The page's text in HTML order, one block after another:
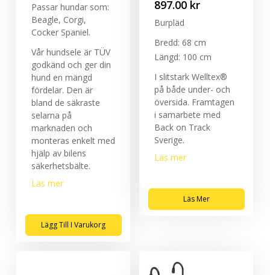
Passar hundar som:
Beagle, Corgi,
Cocker Spaniel.
Vår hundsele är TÜV
godkänd och ger din
hund en mängd
fördelar. Den är
bland de säkraste
selarna på
marknaden och
monteras enkelt med
hjälp av bilens
säkerhetsbälte.
Läs mer
Lägg Till I Varukorg
897.00 kr
Burpläd
Bredd: 68 cm
Längd: 100 cm
I slitstark Welltex®
på både under- och
översida. Framtagen
i samarbete med
Back on Track
Sverige.
Läs mer
Läs Mer